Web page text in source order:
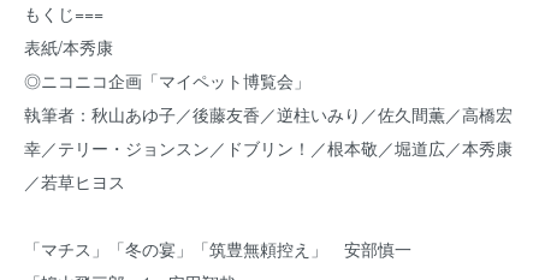
もくじ===
表紙/本秀康
◎ニコニコ企画「マイペット博覧会」
執筆者：秋山あゆ子／後藤友香／逆柱いみり／佐久間薫／高橋宏
幸／テリー・ジョンスン／ドブリン！／根本敬／堀道広／本秀康
／若草ヒヨス
「マチス」「冬の宴」「筑豊無頼控え」 安部慎一